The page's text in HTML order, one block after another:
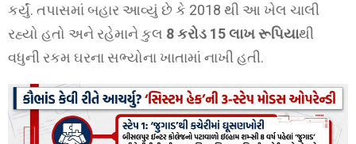
કર્યું. તપાસમાં બહાર આવ્યું છે કે 2018 થી આ ખેલ ચાલી
રહ્યો હતો અને રહેમાને કુલ 8 કરોડ 15 લાખ રૂપિયાથી
વધુની રકમ ઘરના સભ્યોના ખાતામાં નાખી હતી.